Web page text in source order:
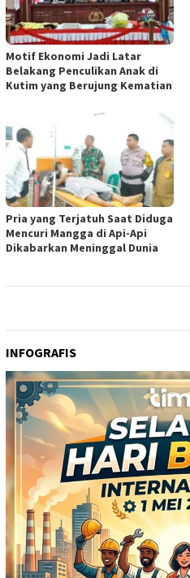
Motif Ekonomi Jadi Latar
Belakang Penculikan Anak di
Kutim yang Berujung Kematian
Pria yang Terjatuh Saat Diduga
Mencuri Mangga di Api-Api
Dikabarkan Meninggal Dunia
INFOGRAFIS